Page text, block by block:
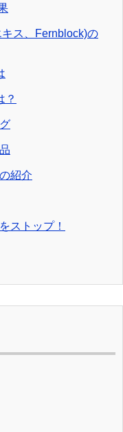
ス、Fernblock)の
？
紹介
ストップ！